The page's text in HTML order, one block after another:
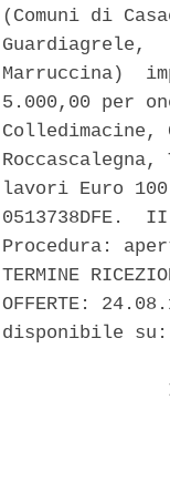
(Comuni di
Guardiagrele,
Marruccina)
5.000,00 per
lavori Euro
0513738DFE.
Procedura:
TERMINE
OFFERTE:
disponibile